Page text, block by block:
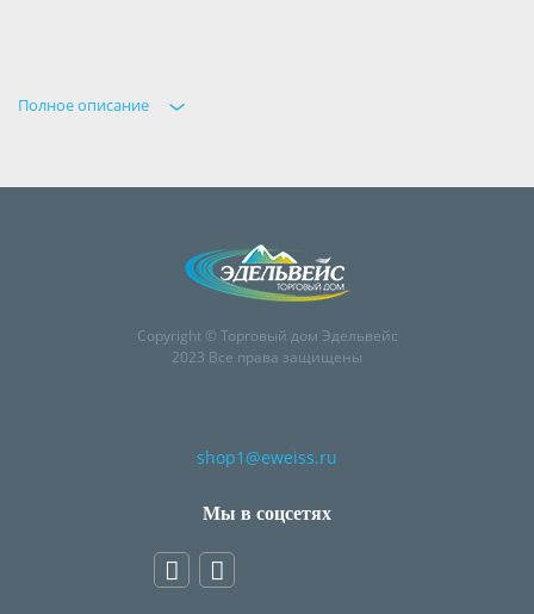
Полное описание
Copyright © Торговый дом Эдельвейс
2023 Все права защищены
shop1@eweiss.ru
Мы в соцсетях